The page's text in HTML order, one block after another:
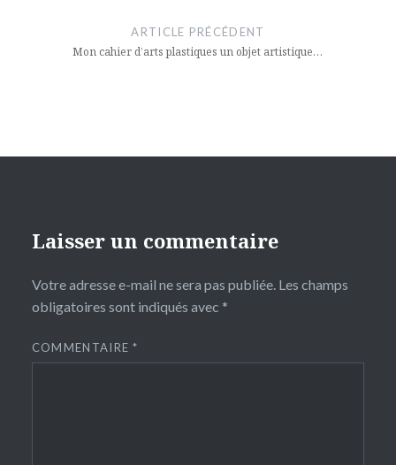
l’article
ARTICLE PRÉCÉDENT
Mon cahier d’arts plastiques un objet artistique…
Laisser un commentaire
Votre adresse e-mail ne sera pas publiée. Les champs
obligatoires sont indiqués avec *
COMMENTAIRE*